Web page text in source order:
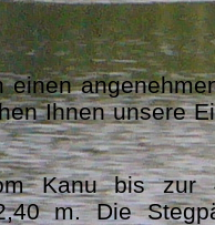
Ihnen unsere
Kanu bis
m. Die